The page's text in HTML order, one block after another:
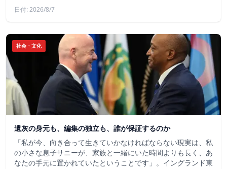
日付: 2026/8/7
社会・文化
遺灰の身元も、編集の独立も、誰が保証するのか
「私が今、向き合って生きていかなければならない現実は、私
の小さな息子サニーが、家族と一緒にいた時間よりも長く、あ
なたの手元に置かれていたということです」。イングランド東